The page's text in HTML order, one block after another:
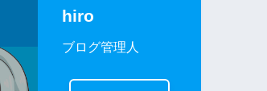
hiro
ブログ管理人